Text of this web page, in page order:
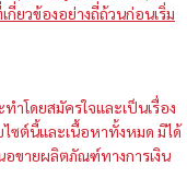
กี่ยวข้องอย่างถี่ถ้วนก่อนเริ่ม
ำโดยสมัครใจและเป็นเรื่อง
ไซต์นี้และเนื้อหาทั้งหมด มิได้
ขายผลิตภัณฑ์ทางการเงิน